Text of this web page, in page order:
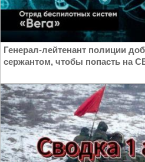
Генерал-лейтенант полиции
сержантом, чтобы попасть на